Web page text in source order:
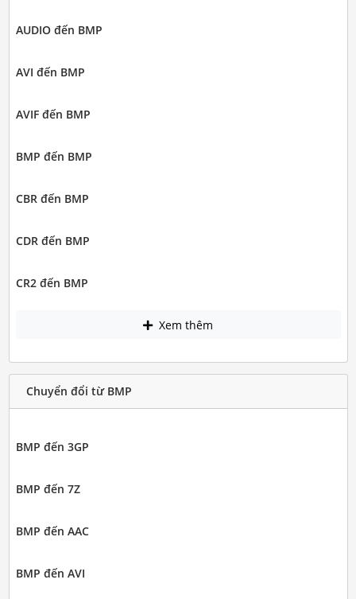
AUDIO đến BMP
AVI đến BMP
AVIF đến BMP
BMP đến BMP
CBR đến BMP
CDR đến BMP
CR2 đến BMP
Xem thêm
Chuyển đổi từ BMP
BMP đến 3GP
BMP đến 7Z
BMP đến AAC
BMP đến AVI